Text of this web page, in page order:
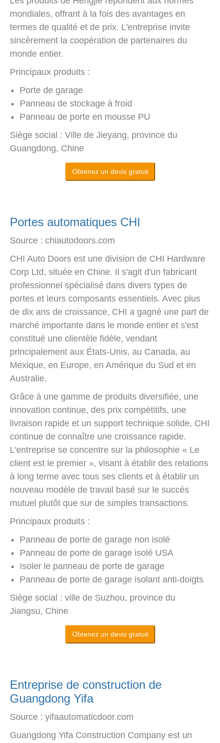
mondiales, offrant à la fois des avantages en
termes de qualité et de prix. L'entreprise invite
sincèrement la coopération de partenaires du
monde entier.
Principaux produits :
Porte de garage
Panneau de stockage à froid
Panneau de porte en mousse PU
Siège social : Ville de Jieyang, province du
Guangdong, Chine
Obtenez un devis gratuit
Portes automatiques CHI
Source : chiautodoors.com
CHI Auto Doors est une division de CHI Hardware
Corp Ltd, située en Chine. Il s'agit d'un fabricant
professionnel spécialisé dans divers types de
portes et leurs composants essentiels. Avec plus
de dix ans de croissance, CHI a gagné une part de
marché importante dans le monde entier et s'est
constitué une clientèle fidèle, vendant
principalement aux États-Unis, au Canada, au
Mexique, en Europe, en Amérique du Sud et en
Australie.
Grâce à une gamme de produits diversifiée, une
innovation continue, des prix compétitifs, une
livraison rapide et un support technique solide, CHI
continue de connaître une croissance rapide.
L'entreprise se concentre sur la philosophie « Le
client est le premier », visant à établir des relations
à long terme avec tous ses clients et à établir un
nouveau modèle de travail basé sur le succès
mutuel plutôt que sur de simples transactions.
Principaux produits :
Panneau de porte de garage non isolé
Panneau de porte de garage isolé USA
Isoler le panneau de porte de garage
Panneau de porte de garage isolant anti-doigts
Siège social : ville de Suzhou, province du
Jiangsu, Chine
Obtenez un devis gratuit
Entreprise de construction de
Guangdong Yifa
Source : yifaautomaticdoor.com
Guangdong Yifa Construction Company est un